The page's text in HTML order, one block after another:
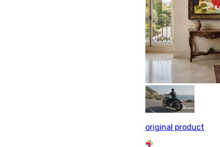
original product